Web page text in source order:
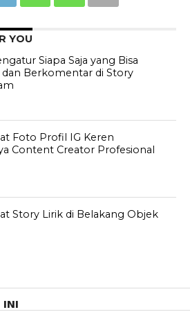
YOU
Siapa Saja yang Bisa
dan Berkomentar di Story
Foto Profil IG Keren
Content Creator Profesional
Story Lirik di Belakang Objek
INI